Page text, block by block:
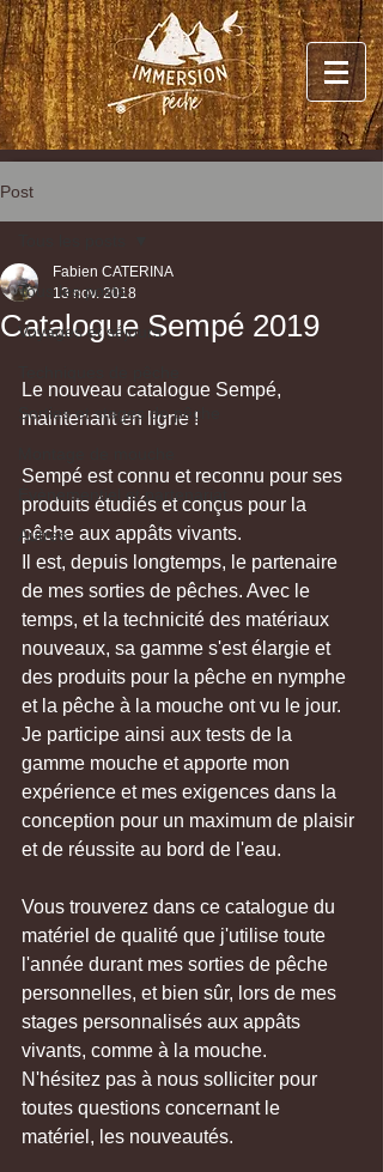
Post
Tous les posts
Voyages et séjours
Sorties et stages de pêche
Évènementiel et partenariat
Autres
Catalogue Sempé 2019
Fabien CATERINA
13 nov. 2018
Le nouveau catalogue Sempé,
maintenant en ligne !
Sempé est connu et reconnu pour ses
produits étudiés et conçus pour la
pêche aux appâts vivants.
Il est, depuis longtemps, le partenaire
de mes sorties de pêches. Avec le
temps, et la technicité des matériaux
nouveaux, sa gamme s'est élargie et
des produits pour la pêche en nymphe
et la pêche à la mouche ont vu le jour.
Je participe ainsi aux tests de la
gamme mouche et apporte mon
expérience et mes exigences dans la
conception pour un maximum de plaisir
et de réussite au bord de l'eau.
Vous trouverez dans ce catalogue du
matériel de qualité que j'utilise toute
l'année durant mes sorties de pêche
personnelles, et bien sûr, lors de mes
stages personnalisés aux appâts
vivants, comme à la mouche.
N'hésitez pas à nous solliciter pour
toutes questions concernant le
matériel, les nouveautés.